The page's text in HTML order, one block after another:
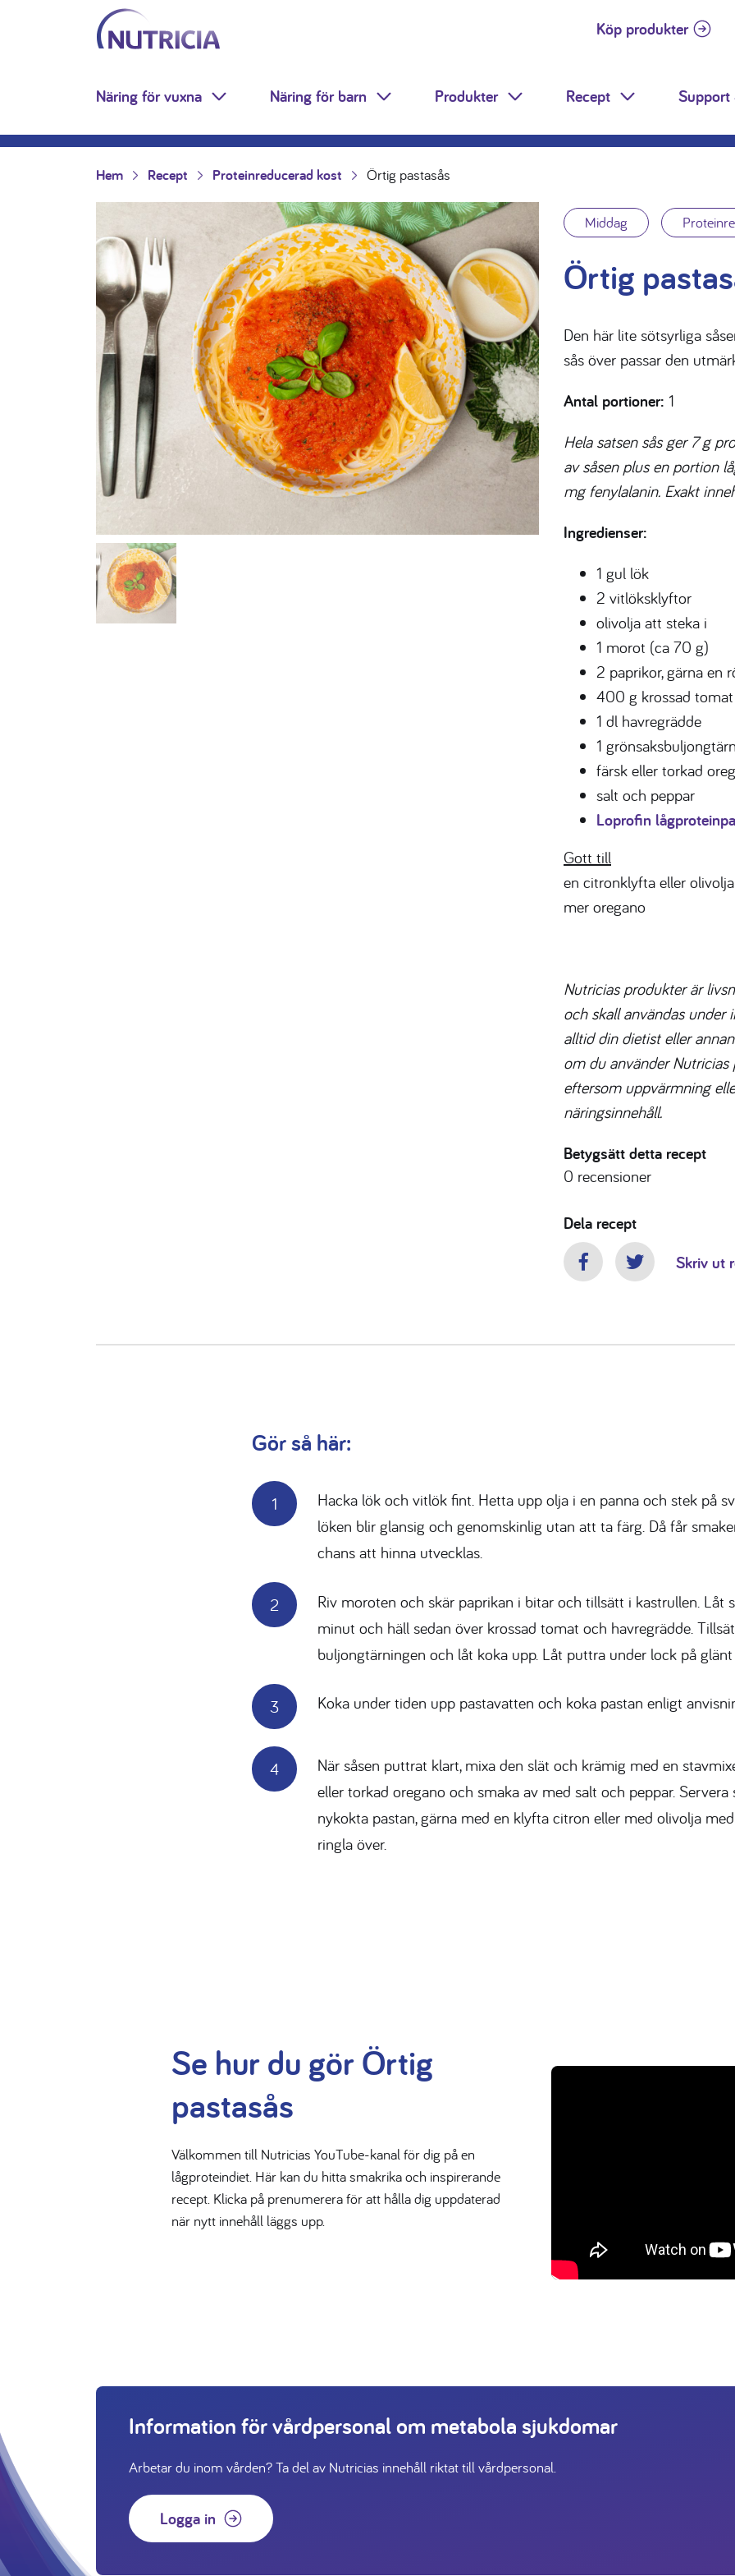
Hoppa till innehåll
Nutricia.se Köp produkter
Näring för vuxna Toggle Dropdown
Näring för barn Toggle Dropdown
Produkter Toggle Dropdown
Recept Toggle
Hem Recept Proteinreducerad kost Örtig pastasås
Middag
Örtig
Den här lite sötsyrliga
sås över passar den
Antal portioner: 1
Hela satsen sås ger 7 g
av såsen plus en portion
mg fenylalanin. Exakt
Ingredienser:
1 gul lök
2 vitlöksklyftor
olivolja att steka i
1 morot (ca 70 g)
2 paprikor, gärna en
400 g krossad tomat
1 dl havregrädde
1
färsk eller torkad
salt och peppar
Loprofin
Gott till
en citronklyfta eller
mer oregano
Nutricias produkter är
och skall användas under
alltid din dietist eller
om du använder
eftersom uppvärmning
näringsinnehåll.
Betygsätt detta recept
0 recensioner
Dela recept
FacebookTwitterSkriv ut
Gör så här:
Hacka lök och vitlök fint. Hetta upp olja i en panna och stek på
löken blir glansig och genomskinlig utan att ta färg. Då får
chans att hinna utvecklas.
Riv moroten och skär paprikan i bitar och tillsätt i kastrullen. Låt
minut och häll sedan över krossad tomat och havregrädde.
buljongtärningen och låt koka upp. Låt puttra under lock på
Koka under tiden upp pastavatten och koka pastan enligt
När såsen puttrat klart, mixa den slät och krämig med en
eller torkad oregano och smaka av med salt och peppar. Servera
nykokta pastan, gärna med en klyfta citron eller med olivolja
ringla över.
Se hur du gör Örtig
pastasås
Välkommen till Nutricias YouTube-kanal för dig på en
lågproteindiet. Här kan du hitta smakrika och inspirerande
recept. Klicka på prenumerera för att hålla dig uppdaterad
när nytt innehåll läggs upp.
Information för vårdpersonal om metabola sjukdomar
Arbetar du inom vården? Ta del av Nutricias innehåll riktat till vårdpersonal.
Logga in